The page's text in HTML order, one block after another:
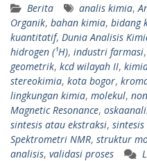
Berita analis kimia,
Organik, bahan kimia, bidang
kuantitatif, Dunia Analisis
hidrogen (¹H), industri farmasi,
geometrik, kcd wilayah II,
stereokimia, kota bogor,
lingkungan kimia, molekul,
Magnetic Resonance,
sintesis atau ekstraksi,
Spektrometri NMR, struktur
analisis, validasi proses